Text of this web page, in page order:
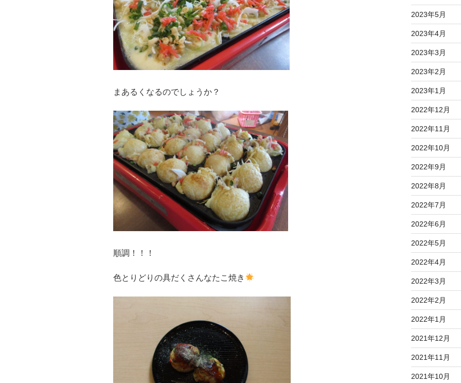
まあるくなるのでしょうか？
順調！！！
色とりどりの具だくさんなたこ焼き
2023年5月
2023年4月
2023年3月
2023年2月
2023年1月
2022年12月
2022年11月
2022年10月
2022年9月
2022年8月
2022年7月
2022年6月
2022年5月
2022年4月
2022年3月
2022年2月
2022年1月
2021年12月
2021年11月
2021年10月